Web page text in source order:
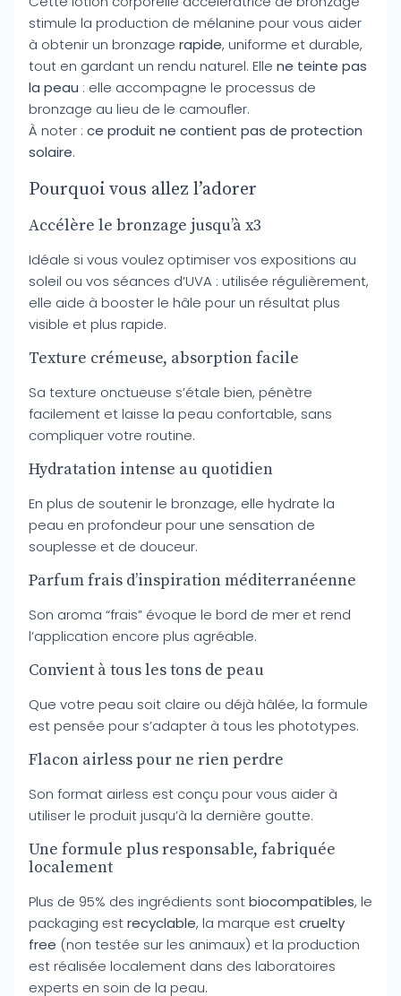
stimule la production de mélanine pour vous aider
à obtenir un bronzage rapide, uniforme et durable,
tout en gardant un rendu naturel. Elle ne teinte pas
la peau : elle accompagne le processus de
bronzage au lieu de le camoufler.
À noter : ce produit ne contient pas de protection
solaire.
Pourquoi vous allez l’adorer
Accélère le bronzage jusqu’à x3
Idéale si vous voulez optimiser vos expositions au
soleil ou vos séances d’UVA : utilisée régulièrement,
elle aide à booster le hâle pour un résultat plus
visible et plus rapide.
Texture crémeuse, absorption facile
Sa texture onctueuse s’étale bien, pénètre
facilement et laisse la peau confortable, sans
compliquer votre routine.
Hydratation intense au quotidien
En plus de soutenir le bronzage, elle hydrate la
peau en profondeur pour une sensation de
souplesse et de douceur.
Parfum frais d’inspiration méditerranéenne
Son aroma “frais” évoque le bord de mer et rend
l’application encore plus agréable.
Convient à tous les tons de peau
Que votre peau soit claire ou déjà hâlée, la formule
est pensée pour s’adapter à tous les phototypes.
Flacon airless pour ne rien perdre
Son format airless est conçu pour vous aider à
utiliser le produit jusqu’à la dernière goutte.
Une formule plus responsable, fabriquée
localement
Plus de 95% des ingrédients sontbiocompatibles, le
packaging estrecyclable, la marque estcruelty
free (non testée sur les animaux) et la production
est réalisée localement dans des laboratoires
experts en soin de la peau.